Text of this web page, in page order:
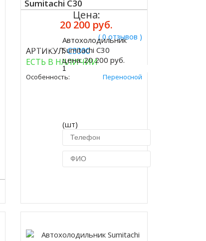
Sumitachi C30
( 0 отзывов )
АРТИКУЛ:C3000
ЕСТЬ В НАЛИЧИИ
Особенность: Переносной
Цена:
20 200 руб.
Купить
Автохолодильник
Sumitachi C30
цена:20 200 руб.
(шт)